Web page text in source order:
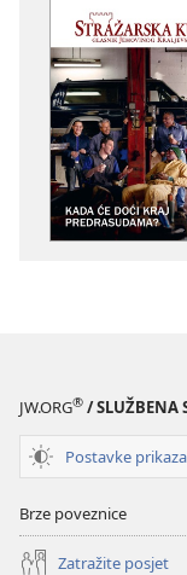
JW.ORG® / SLUŽBENA
Postavke prikaza
Brze poveznice
Zatražite posjet